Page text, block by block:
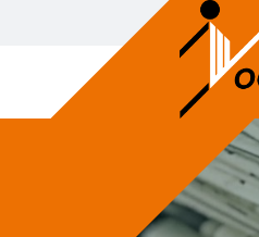
SENIOREN